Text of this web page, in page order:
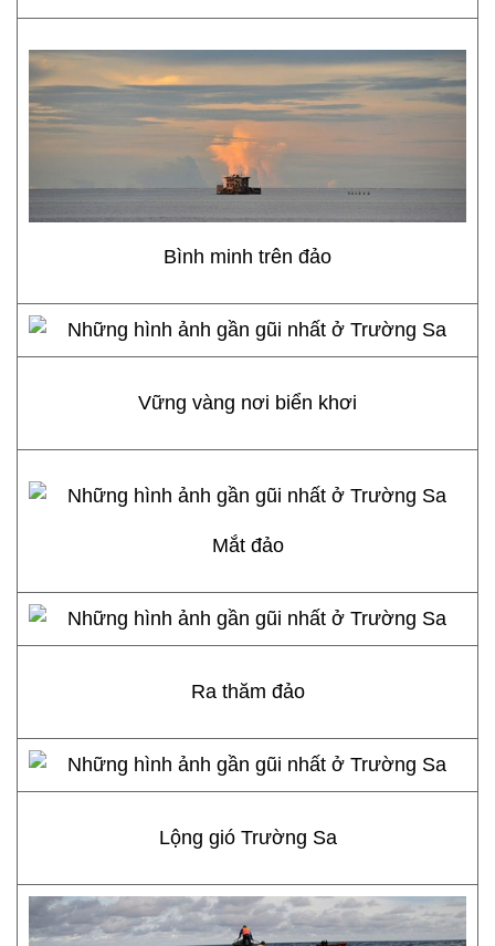
Bình minh trên đảo
Vững vàng nơi biển khơi
Mắt đảo
Ra thăm đảo
Lộng gió Trường Sa